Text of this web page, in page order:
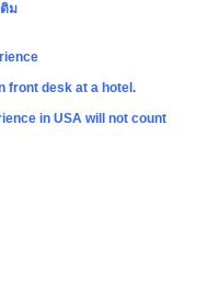
ม
front desk at a hotel.
in USA will not count